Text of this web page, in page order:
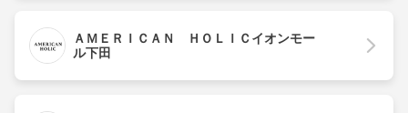
ＡＭＥＲＩＣＡＮ ＨＯＬＩＣイオンモー
ル下田